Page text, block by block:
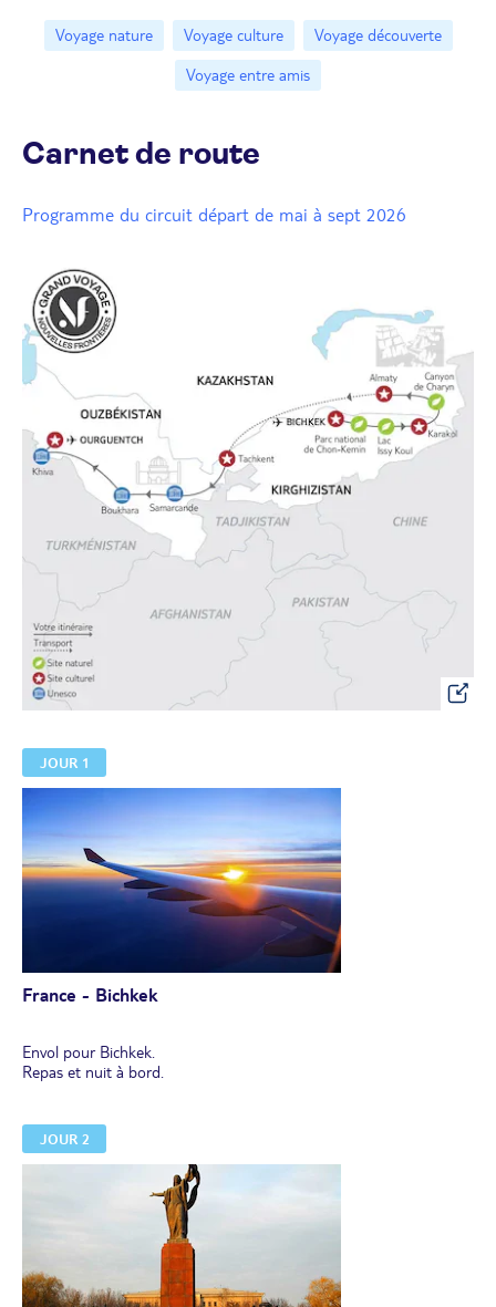
Voyage nature Voyage culture
Voyage découverte
Voyage entre amis
Carnet de route
Programme du circuit départ de mai à sept 2026
JOUR 1
France - Bichkek
Envol pour Bichkek.
Repas et nuit à bord.
JOUR 2